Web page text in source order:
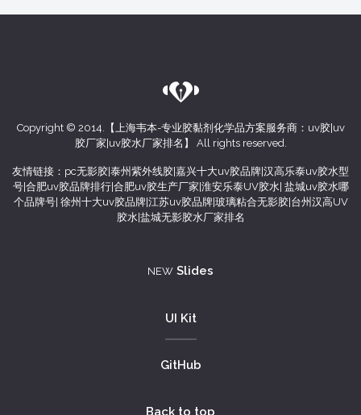
Copyright © 2014.【上海韦本-专业胶黏剂化学品方案服务商： uv胶| uv
胶厂家 uv胶水厂家排名 】 All rights reserved.
友情链接： pc无影胶 泰州紫外线胶 嘉兴十大uv胶品牌 汉高乐泰uv胶水型
号| 合肥uv胶品牌排行| 合肥uv胶生产厂家 淮安乐泰UV胶水| 盐城uv胶水哪
个品牌号| 徐州十大uv胶品牌| 江苏uv胶品牌| 玻璃粘合无影胶| 台州汉高UV
胶水| 盐城无影胶水厂家排名
NEW Slides
UI Kit
GitHub
Back to top